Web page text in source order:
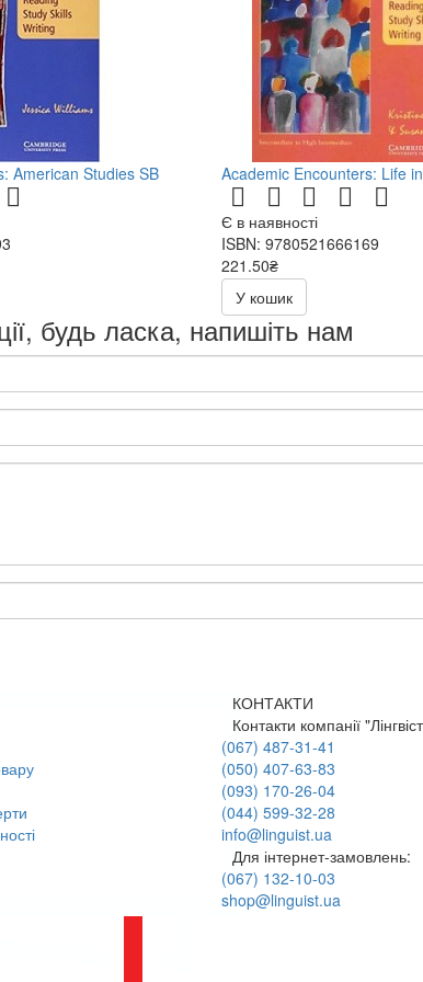
American Studies SB Academic Encounters: Life
Є в наявності
ISBN: 9780521666169
221.50₴
443.00₴
У кошик
будь ласка, напишіть нам
КОНТАКТИ
Контакти компанії
(067) 487-31-41
(050) 407-63-83
(093) 170-26-04
(044) 599-32-28
info@linguist.ua
Для інтернет-замовлень:
(067) 132-10-03
shop@linguist.ua